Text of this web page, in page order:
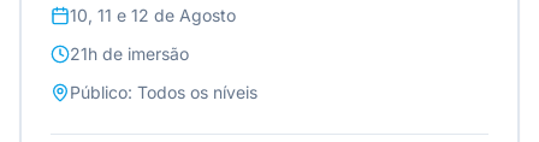
10, 11 e 12 de Agosto
21h de imersão
Público: Todos os níveis